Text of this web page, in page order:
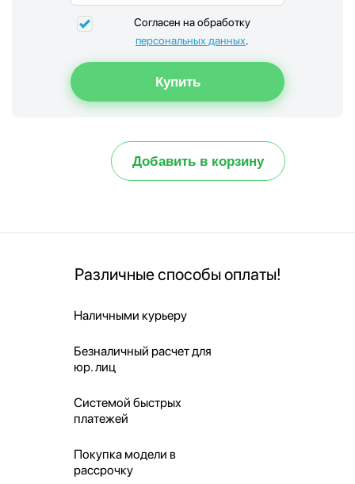
Согласен на обработку
персональных данных.
Добавить в корзину
Различные способы оплаты!
Наличными курьеру
Безналичный расчет для
юр. лиц
Системой быстрых
платежей
Покупка модели в
рассрочку